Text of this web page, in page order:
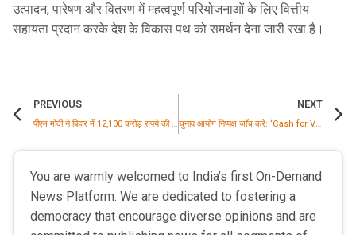
उत्पादन, पारेषण और वितरण में महत्वपूर्ण परियोजनाओं के लिए वित्तीय
सहायता प्रदान करके देश के विकास पथ को समर्थन देना जारी रखा है।
PREVIOUS
पीएम मोदी ने बिहार में 12,100 करोड़ रुपये की कई विकास परियोजनाओं का उद्घाटन किया
NEXT
चुनाव आयोग निष्पक्ष जाँच करे: ‘Cash for Vote’ मामले पर Vinod Tawde की प्रतिक्रिया
You are warmly welcomed to India’s first On-Demand
News Platform. We are dedicated to fostering a
democracy that encourage diverse opinions and are